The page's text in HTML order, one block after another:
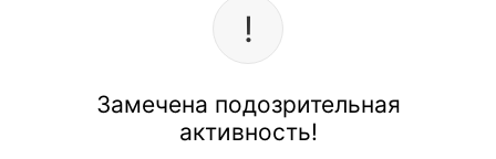
Замечена подозрительная
активность!